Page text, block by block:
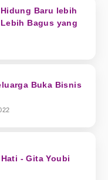
Baru lebih
Bagus yang
Buka Bisnis
- Gita Youbi